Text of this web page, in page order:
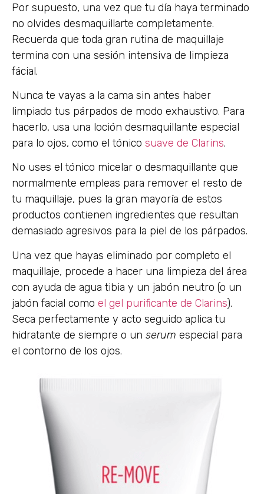
Por supuesto, una vez que tu día haya terminado
no olvides desmaquillarte completamente.
Recuerda que toda gran rutina de maquillaje
termina con una sesión intensiva de limpieza
fácial.
Nunca te vayas a la cama sin antes haber
limpiado tus párpados de modo exhaustivo. Para
hacerlo, usa una loción desmaquillante especial
para lo ojos, como el tónico suave de Clarins.
No uses el tónico micelar o desmaquillante que
normalmente empleas para remover el resto de
tu maquillaje, pues la gran mayoría de estos
productos contienen ingredientes que resultan
demasiado agresivos para la piel de los párpados.
Una vez que hayas eliminado por completo el
maquillaje, procede a hacer una limpieza del área
con ayuda de agua tibia y un jabón neutro (o un
jabón facial como el gel purificante de Clarins).
Seca perfectamente y acto seguido aplica tu
hidratante de siempre o un serum especial para
el contorno de los ojos.